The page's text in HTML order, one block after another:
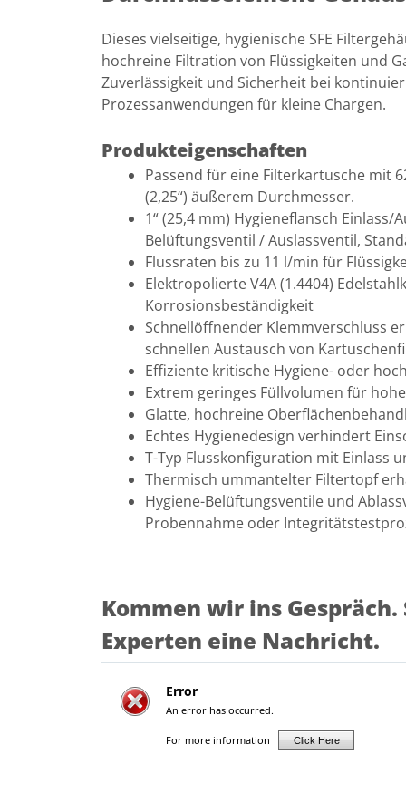
Dieses vielseitige, hygienische SFE
hochreine Filtration von Flüssigkeiten und
Zuverlässigkeit und Sicherheit bei
Prozessanwendungen für kleine Chargen.
Produkteigenschaften
Passend für eine Filterkartusche mit
(2,25“) äußerem Durchmesser.
1“ (25,4 mm) Hygieneflansch Einlass/
Belüftungsventil / Auslassventil,
Flussraten bis zu 11 l/min für
Elektropolierte V4A (1.4404)
Korrosionsbeständigkeit
Schnellöffnender Klemmverschluss
schnellen Austausch von
Effiziente kritische Hygiene- oder
Extrem geringes Füllvolumen für
Glatte, hochreine
Echtes Hygienedesign verhindert
T-Typ Flusskonfiguration mit Einlass
Thermisch ummantelter Filtertopf
Hygiene-Belüftungsventile und
Probennahme oder
Kommen wir ins
Experten eine Nachricht.